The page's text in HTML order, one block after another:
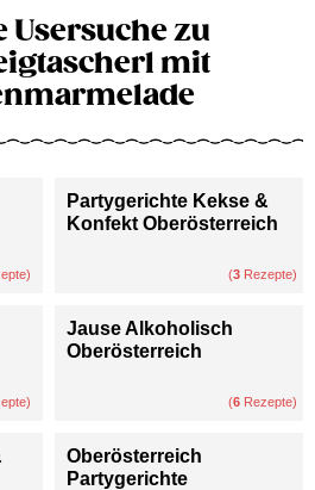
Usersuche zu
mit
Partygerichte Kekse &
Konfekt Oberösterreich
(3 Rezepte)
Jause Alkoholisch
Oberösterreich
(6 Rezepte)
Oberösterreich
Partygerichte